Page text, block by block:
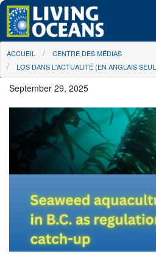
Skip to main content
À propos de nous
Nos campagnes
Centre des Médias
Les Cartes
Passez à l'action
You are here
ACCUEIL
CENTRE DES MÉDIAS
LOS DANS L'ACTUALITÉ (EN ANGLAIS
September 29, 2025